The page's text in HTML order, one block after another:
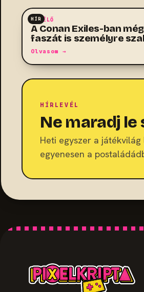
HÍR
TÚLÉLŐ
A Conan Exiles-ban
faszát is személyre
Olvasom →
HÍRLEVÉL
Ne maradj
Heti egyszer a
egyenesen a